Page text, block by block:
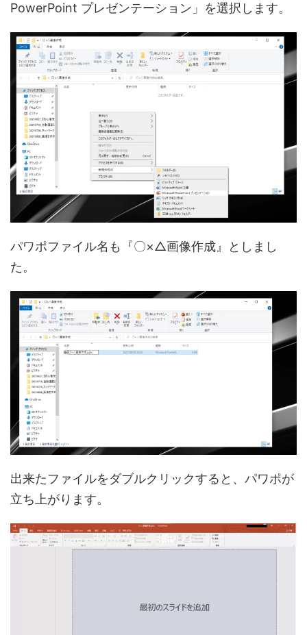
PowerPoint プレゼンテーション」を選択します。
パワポファイル名も『〇×△画像作成』としまし
た。
出来たファイルをダブルクリックすると、パワポが
立ち上がります。